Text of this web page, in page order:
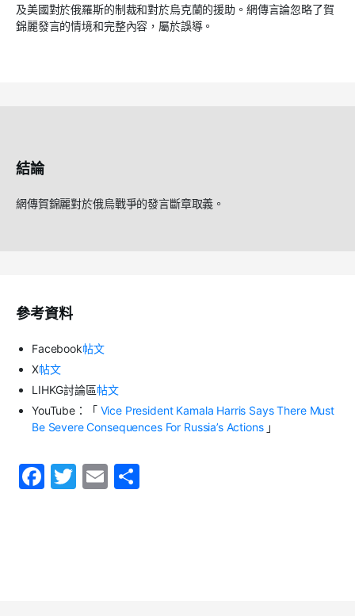
及美國對於俄羅斯的制裁和對於烏克蘭的援助。網傳言論忽略了賀
錦麗發言的情境和完整內容，屬於誤導。
結論
網傳賀錦麗對於俄烏戰爭的發言斷章取義。
參考資料
Facebook帖文
X帖文
LIHKG討論區帖文
YouTube：「 Vice President Kamala Harris Says There Must
Be Severe Consequences For Russia’s Actions 」
F
T
E